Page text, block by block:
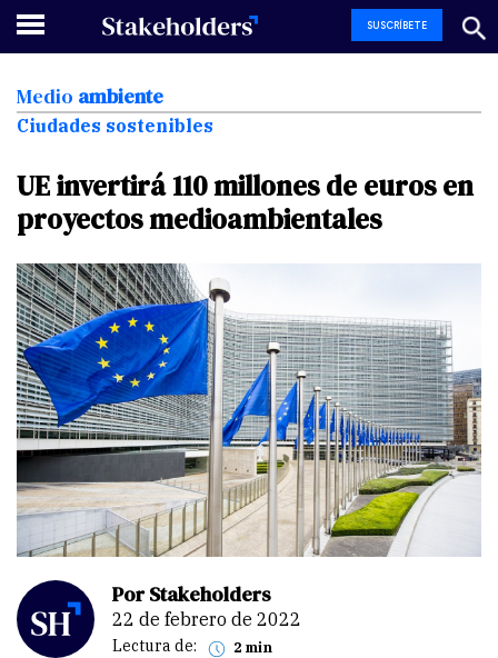
SUSCRÍBETE
Medio ambiente
Ciudades sostenibles
UEinvertirá 110millones de euros en
proyectosmedioambientales
Por Stakeholders
22 de febrero de 2022
Lectura de: 2 min